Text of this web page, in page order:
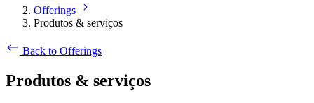
Offerings
Produtos & serviços
Back to Offerings
Produtos & serviços